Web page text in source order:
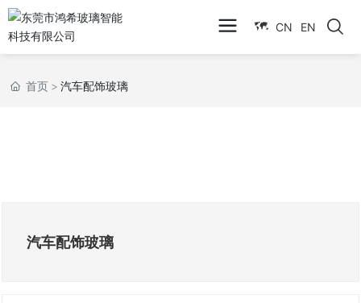
CN EN
首页 汽车配饰玻璃
汽车配饰玻璃